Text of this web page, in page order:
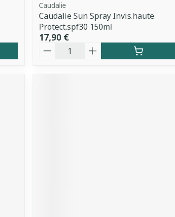
Caudalie
Caudalie Sun Spray Invis.haute
Protect.spf30 150ml
17,90 €
Quantité